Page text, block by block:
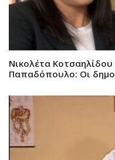
Νικολέτα
Παπαδόπουλο: Oι